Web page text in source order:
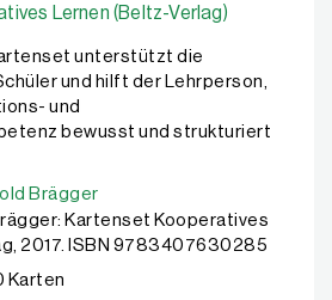
Lernen (Beltz-Verlag)
unterstützt die
und hilft der Lehrperson,
und
bewusst und strukturiert
Brägger
Brägger
Kartenset Kooperatives
2017. ISBN 9783407630285
Karten